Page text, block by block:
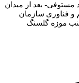
بعد از میدان
فناوری سازمان
موزه گلسنگ